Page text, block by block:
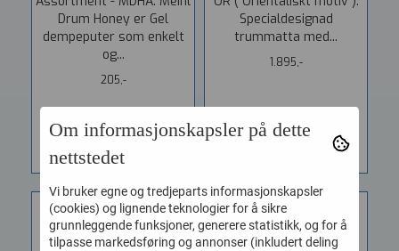
Drum Honey er Gel
dempeputer som enkelt
og...
205,-
KJØP
Specialdesignad
trummatta med...
1.895,-
KJØP
Om informasjonskapsler på dette
nettstedet
Vi bruker egne og tredjeparts informasjonskapsler
(cookies) og lignende teknologier for å sikre
grunnleggende funksjoner, generere statistikk, og for å
tilpasse markedsføring og annonser (inkludert deling